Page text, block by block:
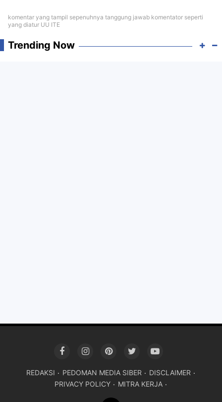
komentar yang tampil sepenuhnya tanggung jawab komentator seperti
yang diatur UU ITE
Trending Now
REDAKSI PEDOMAN MEDIA SIBER
DISCLAIMER
PRIVACY POLICY
MITRA KERJA